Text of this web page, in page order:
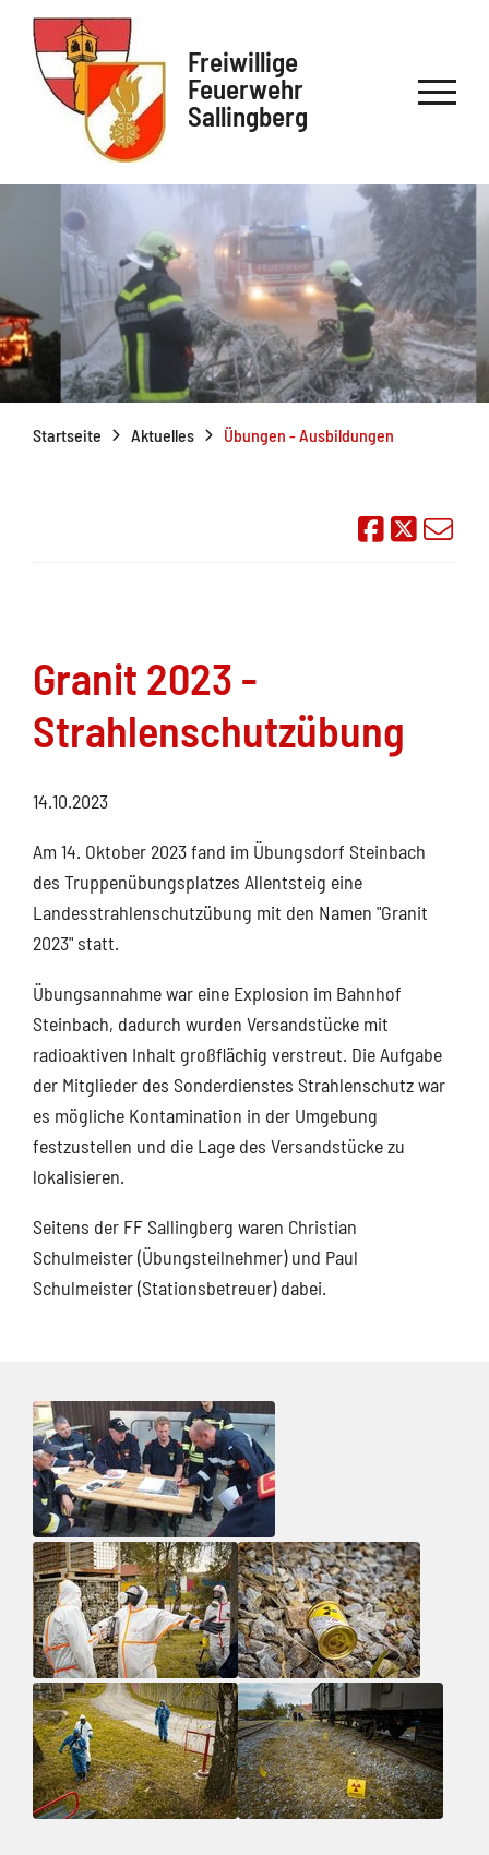
Freiwillige
Feuerwehr
Sallingberg
Startseite Aktuelles Übungen - Ausbildungen
Auf
Granit 2023 -
Strahlenschutzübung
14.10.2023
Am 14. Oktober 2023 fand im Übungsdorf Steinbach
des Truppenübungsplatzes Allentsteig eine
Landesstrahlenschutzübung mit den Namen "Granit
2023" statt.
Übungsannahme war eine Explosion im Bahnhof
Steinbach, dadurch wurden Versandstücke mit
radioaktiven Inhalt großflächig verstreut. Die Aufgabe
der Mitglieder des Sonderdienstes Strahlenschutz war
es mögliche Kontamination in der Umgebung
festzustellen und die Lage des Versandstücke zu
lokalisieren.
Seitens der FF Sallingberg waren Christian
Schulmeister (Übungsteilnehmer) und Paul
Schulmeister (Stationsbetreuer) dabei.